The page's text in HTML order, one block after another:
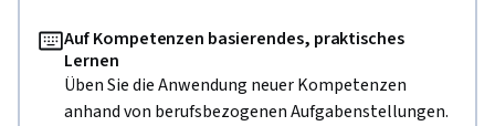
Auf Kompetenzen basierendes, praktisches
Lernen
Üben Sie die Anwendung neuer Kompetenzen
anhand von berufsbezogenen Aufgabenstellungen.